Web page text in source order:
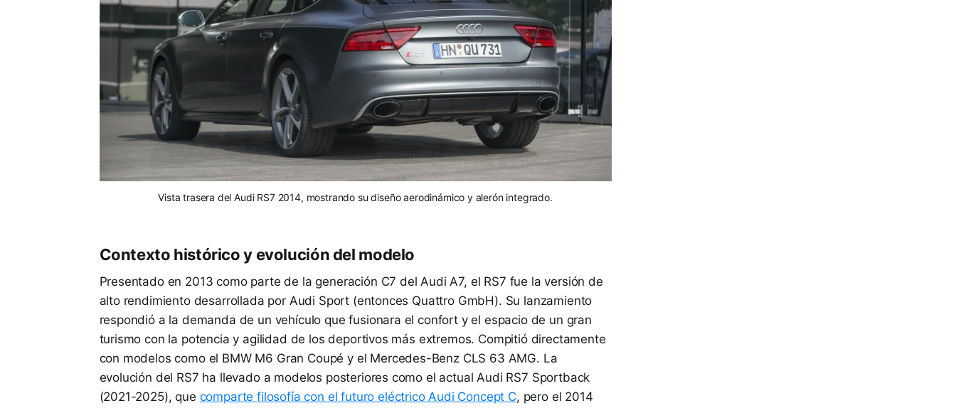
Vista trasera del Audi RS7 2014, mostrando su diseño aerodinámico y alerón integrado.
Contexto histórico y evolución del modelo
Presentado en 2013 como parte de la generación C7 del Audi A7, el RS7 fue la versión de
alto rendimiento desarrollada por Audi Sport (entonces Quattro GmbH). Su lanzamiento
respondió a la demanda de un vehículo que fusionara el confort y el espacio de un gran
turismo con la potencia y agilidad de los deportivos más extremos. Compitió directamente
con modelos como el BMW M6 Gran Coupé y el Mercedes-Benz CLS 63 AMG. La
evolución del RS7 ha llevado a modelos posteriores como el actual Audi RS7 Sportback
(2021-2025), que comparte filosofía con el futuro eléctrico Audi Concept C, pero el 2014